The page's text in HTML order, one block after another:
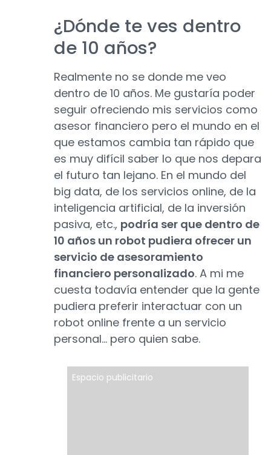
¿Dónde te ves dentro
de 10 años?
Realmente no se donde me veo
dentro de 10 años. Me gustaría poder
seguir ofreciendo mis servicios como
asesor financiero pero el mundo en el
que estamos cambia tan rápido que
es muy difícil saber lo que nos depara
el futuro tan lejano. En el mundo del
big data, de los servicios online, de la
inteligencia artificial, de la inversión
pasiva, etc., podría ser que dentro de
10 años un robot pudiera ofrecer un
servicio de asesoramiento
financiero personalizado. A mi me
cuesta todavía entender que la gente
pudiera preferir interactuar con un
robot online frente a un servicio
personal... pero quien sabe.
Espacio publicitario